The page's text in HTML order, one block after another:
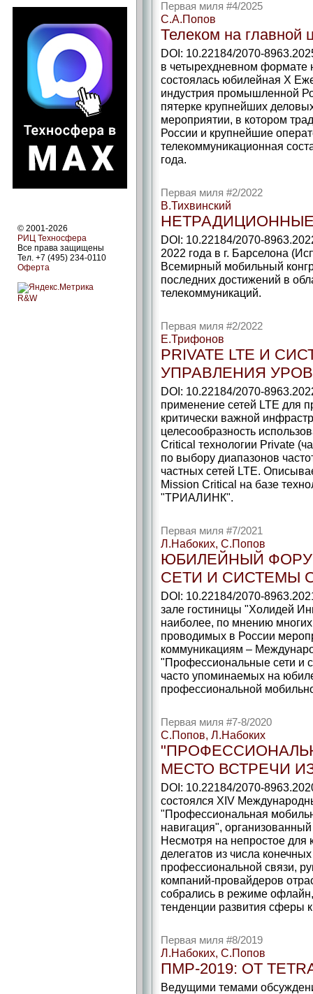
© 2001-2026
РИЦ Техносфера
Все права защищены
Тел. +7 (495) 234-0110
Оферта
R&W
Первая миля #4/2025
С.А.Попов
Телеком на
DOI: 10.22184/2070-
в четырехдневном формате
состоялась юбилейная X
индустрия промышленной
пятерке крупнейших
мероприятии, в котором
России и крупнейшие
телекоммуникационная
года.
Первая миля #2/2022
В.Тихвинский
НЕТРАДИЦИОННЫЕ
DOI: 10.22184/2070-
2022 года в г. Барселона
Всемирный мобильный
последних достижений в
телекоммуникаций.
Первая миля #2/2022
Е.Трифонов
PRIVATE LTE И
УПРАВЛЕНИЯ
DOI: 10.22184/2070-
применение сетей LTE для
критически важной
целесообразность
Critical технологии Private
по выбору диапазонов
частных сетей LTE.
Mission Critical на базе
"ТРИАЛИНК".
Первая миля #7/2021
Л.Набоких, С.Попов
ЮБИЛЕЙНЫЙ
СЕТИ И СИСТЕМЫ
DOI: 10.22184/2070-
зале гостиницы "Холидей
наиболее, по мнению
проводимых в России
коммуникациям –
"Профессиональные сети и
часто упоминаемых на
профессиональной
Первая миля #7-8/2020
С.Попов, Л.Набоких
МЕСТО ВСТРЕЧИ
DOI: 10.22184/2070-
состоялся XIV
"Профессиональная
навигация",
Несмотря на непростое
делегатов из числа
профессиональной связи,
компаний-провайдеров
собрались в режиме офлайн,
тенденции развития сферы
Первая миля #8/2019
Л.Набоких, С.Попов
ПМР-2019: ОТ
Ведущими темами